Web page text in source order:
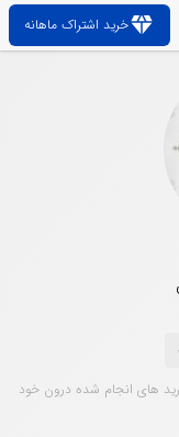
diamondخرید اشتراک ماهانه
های انجام شده درون خود